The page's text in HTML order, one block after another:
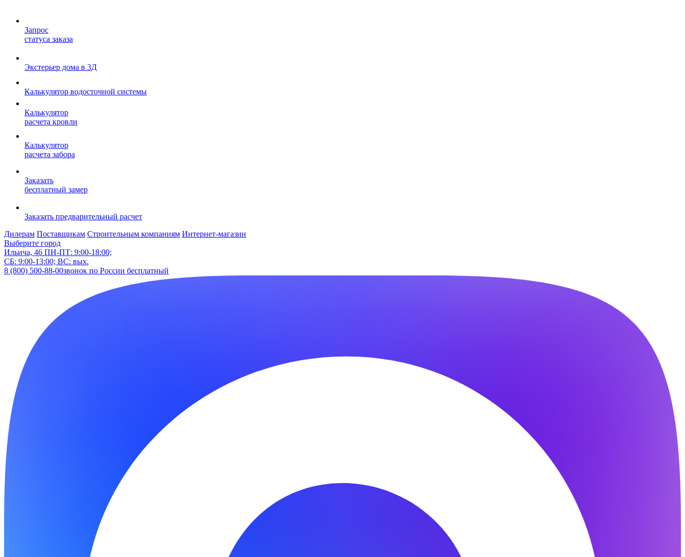
Запрос
статуса заказа
Экстерьер дома в 3Д
Калькулятор водосточной системы
Калькулятор
расчета кровли
Калькулятор
расчета забора
Заказать
бесплатный замер
Заказать предварительный расчет
Дилерам Поставщикам Строительным компаниям Интернет-магазин
Выберите город
Ильича, 46 ПН-ПТ: 9:00-18:00;
СБ: 9:00-13:00; ВС: вых.
8 (800) 500-88-00звонок по России бесплатный